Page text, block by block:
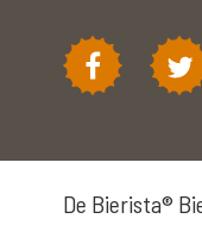
De Bierista®